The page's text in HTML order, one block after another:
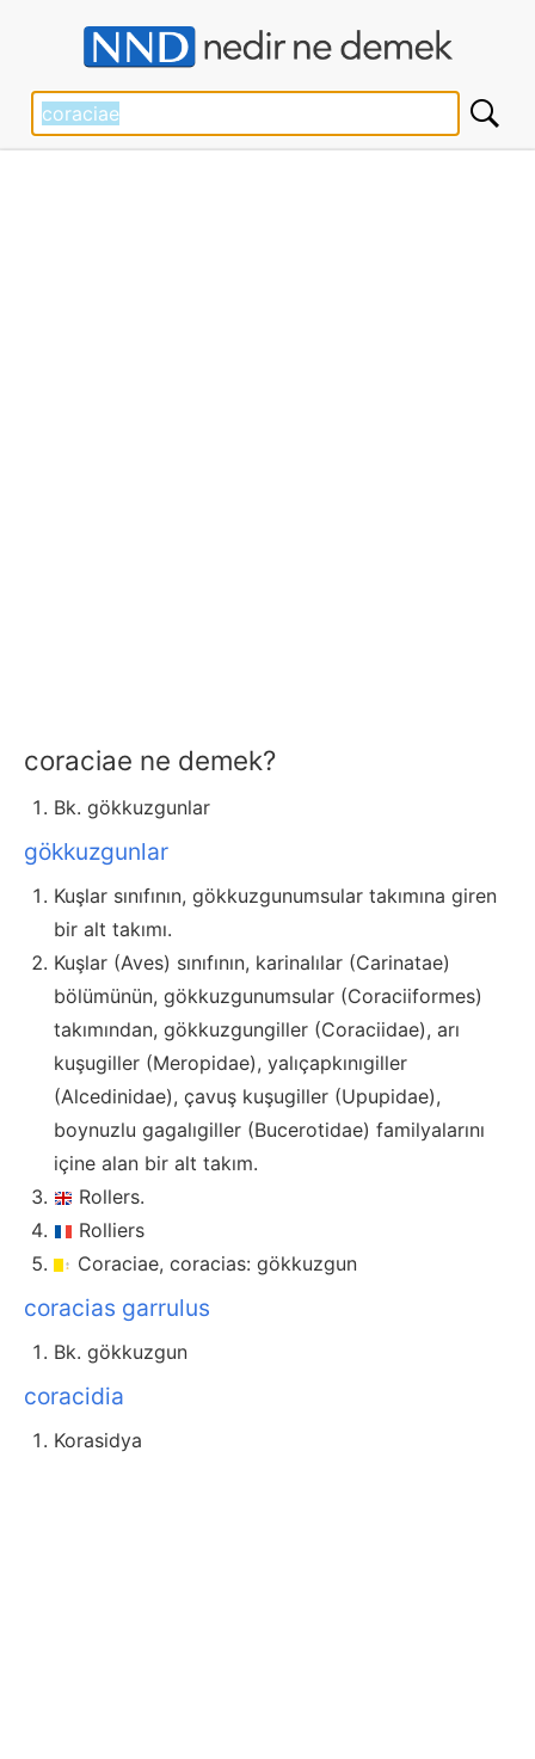
coraciae ne demek?
Bk. gökkuzgunlar
gökkuzgunlar
Kuşlar sınıfının, gökkuzgunumsular takımına giren
bir alt takımı.
Kuşlar (Aves) sınıfının, karinalılar (Carinatae)
bölümünün, gökkuzgunumsular (Coraciiformes)
takımından, gökkuzgungiller (Coraciidae), arı
kuşugiller (Meropidae), yalıçapkınıgiller
(Alcedinidae), çavuş kuşugiller (Upupidae),
boynuzlu gagalıgiller (Bucerotidae) familyalarını
içine alan bir alt takım.
Rollers.
Rolliers
Coraciae, coracias: gökkuzgun
coracias garrulus
Bk. gökkuzgun
coracidia
Korasidya